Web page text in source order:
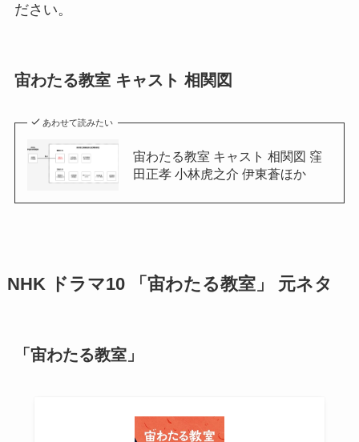
ださい。
宙わたる教室 キャスト 相関図
あわせて読みたい
宙わたる教室 キャスト 相関図 窪
田正孝 小林虎之介 伊東蒼ほか
NHK ドラマ10 「宙わたる教室」 元ネタ
「宙わたる教室」